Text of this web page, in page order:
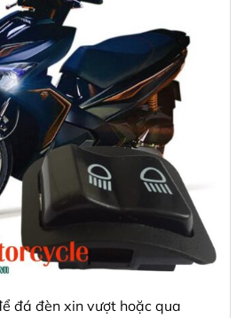
đá đèn xin vượt hoặc qua